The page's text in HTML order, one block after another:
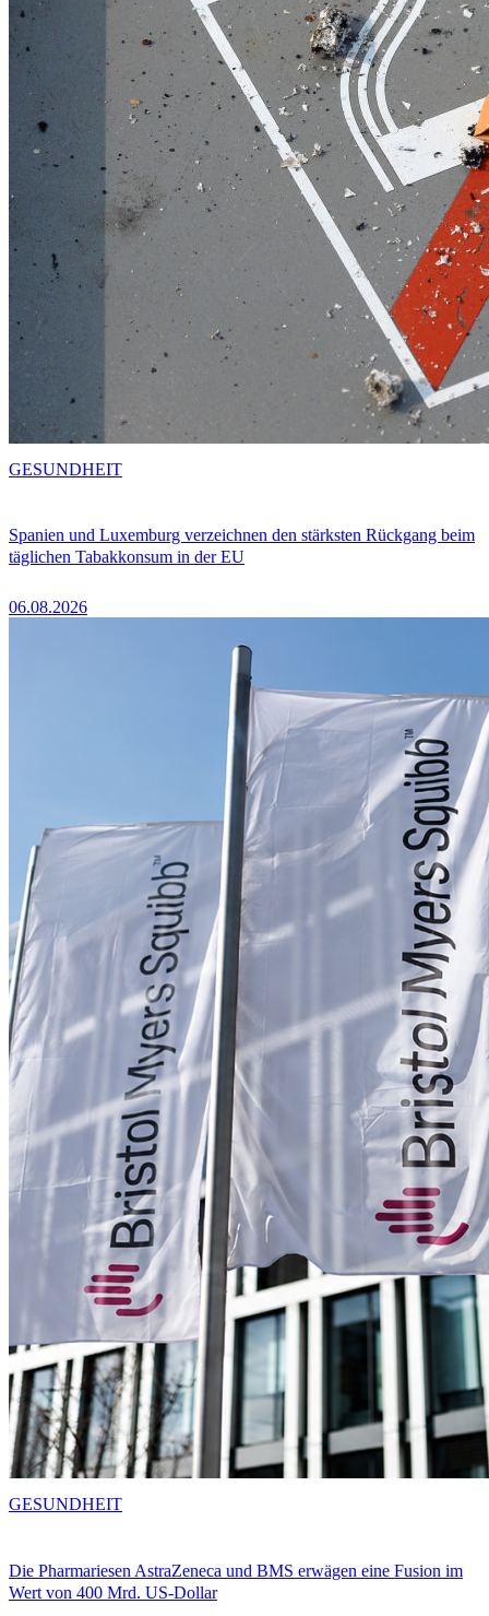
Spanien und Luxemburg verzeichnen den stärksten Rückgang beim
täglichen Tabakkonsum in der EU
06.08.2026
GESUNDHEIT
Die Pharmariesen AstraZeneca und BMS erwägen eine Fusion im
Wert von 400 Mrd. US-Dollar
GESUNDHEIT